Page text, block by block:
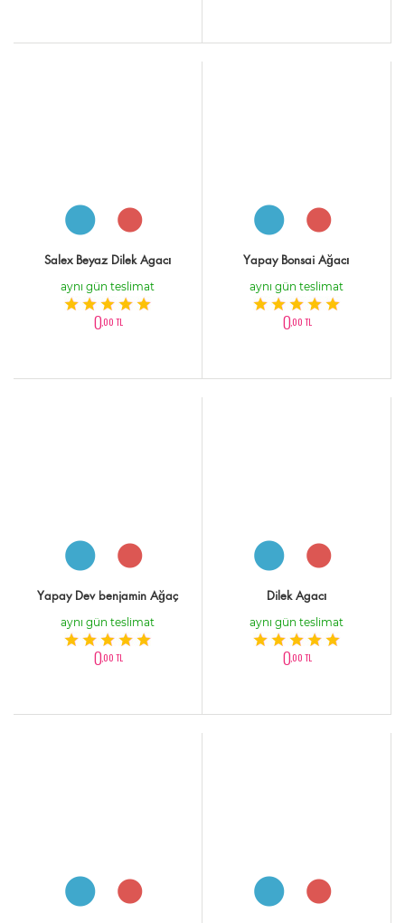
Salex Beyaz Dilek Agacı
aynı gün teslimat
0,00 TL
Yapay Bonsai Ağacı
aynı gün teslimat
0,00 TL
Yapay Dev benjamin Ağaç
aynı gün teslimat
0,00 TL
Dilek Agacı
aynı gün teslimat
0,00 TL